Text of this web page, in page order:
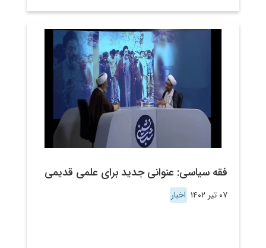
فقه سیاسی: عنوانی جدید برای علمی قدیمی
۰۷ تیر ۱۴۰۲ اخبار